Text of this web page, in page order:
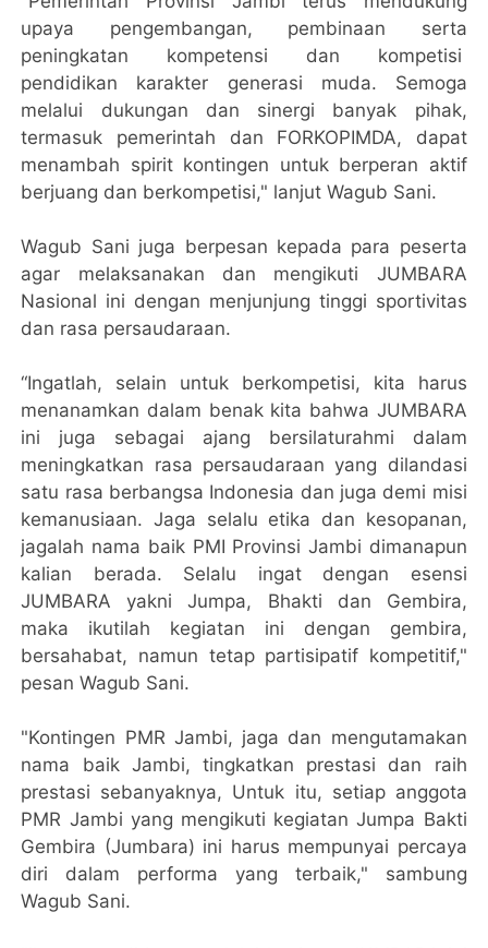
upaya pengembangan, pembinaan serta
peningkatan kompetensi dan kompetisi
pendidikan karakter generasi muda. Semoga
melalui dukungan dan sinergi banyak pihak,
termasuk pemerintah dan FORKOPIMDA, dapat
menambah spirit kontingen untuk berperan aktif
berjuang dan berkompetisi," lanjut Wagub Sani.
Wagub Sani juga berpesan kepada para peserta
agar melaksanakan dan mengikuti JUMBARA
Nasional ini dengan menjunjung tinggi sportivitas
dan rasa persaudaraan.
“Ingatlah, selain untuk berkompetisi, kita harus
menanamkan dalam benak kita bahwa JUMBARA
ini juga sebagai ajang bersilaturahmi dalam
meningkatkan rasa persaudaraan yang dilandasi
satu rasa berbangsa Indonesia dan juga demi misi
kemanusiaan. Jaga selalu etika dan kesopanan,
jagalah nama baik PMI Provinsi Jambi dimanapun
kalian berada. Selalu ingat dengan esensi
JUMBARA yakni Jumpa, Bhakti dan Gembira,
maka ikutilah kegiatan ini dengan gembira,
bersahabat, namun tetap partisipatif kompetitif,"
pesan Wagub Sani.
"Kontingen PMR Jambi, jaga dan mengutamakan
nama baik Jambi, tingkatkan prestasi dan raih
prestasi sebanyaknya, Untuk itu, setiap anggota
PMR Jambi yang mengikuti kegiatan Jumpa Bakti
Gembira (Jumbara) ini harus mempunyai percaya
diri dalam performa yang terbaik," sambung
Wagub Sani.